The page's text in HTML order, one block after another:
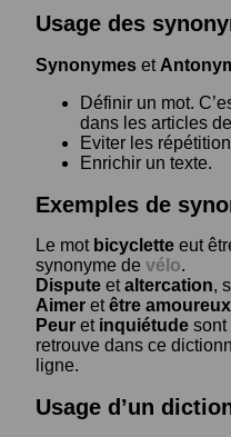
Usage des
Synonymes et
Définir un mot.
dans les articles de
Eviter les
Enrichir un texte.
Exemples de
Le mot bicyclette eut
synonyme de vélo.
Dispute etaltercation,
Aimer etêtre amoureux
Peur et inquiétude sont
retrouve dans ce
ligne.
Usage d’un